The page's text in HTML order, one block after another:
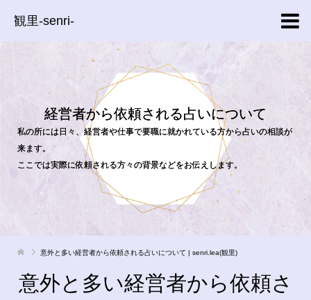
観里-senri-
経営者から依頼される占いについて
私の所には日々、経営者や仕事で要職に就かれている方から占いの相談が
来ます。
ここでは実際に依頼される方々の背景などをお伝えします。
意外と多い経営者から依頼される占いについて | senri.lea(観里)
意外と多い経営者から依頼さ